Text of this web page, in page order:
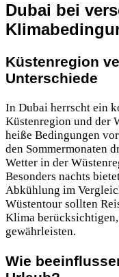
Dubai bei
Küstenregion
Unterschiede
In Dubai herrscht ein
Küstenregion und der
heiße Bedingungen
den Sommermonaten
Wetter in der
Besonders nachts
Abkühlung im
Wüstentour sollten
Klima
gewährleisten.
Wie